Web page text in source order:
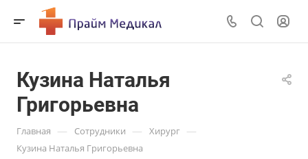
Кузина Наталья
Григорьевна
Главная — Сотрудники — Хирург —
Кузина Наталья Григорьевна